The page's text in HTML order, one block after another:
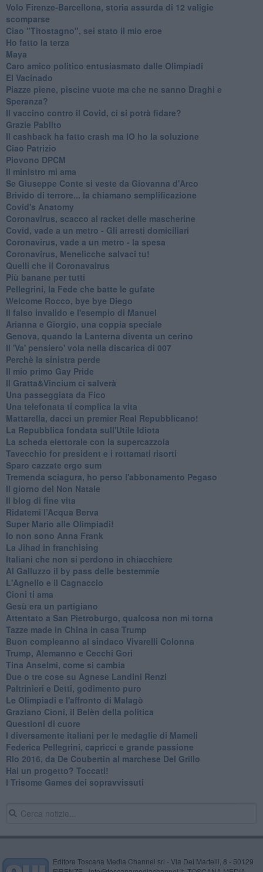
Volo Firenze-Barcellona, storia assurda di 12 valigie
scomparse
Ciao "Titostagno", sei stato il mio eroe
Ho fatto la terza
Maya
Caro amico politico entusiasmato dalle Olimpiadi
El Vacinado
Piazze piene, piscine vuote ma che ne sanno Draghi e
Speranza?
​Il vaccino contro il Covid, ci si potrà fidare?
Grazie Pablito
Il cashback ha fatto crash ma IO ho la soluzione
Ciao Patrizio
Piovono DPCM
Il ministro mi ama
Se Giuseppe Conte si veste da Giovanna d'Arco
Brivido di terrore... la chiamano semplificazione
Covid's Anatomy
Coronavirus, scacco al racket delle mascherine
Covid, vade a un metro - Gli arresti domiciliari
Coronavirus, vade a un metro - la spesa
Coronavirus, Menelicche salvaci tu!
Quelli che il Coronavairus
Più banane per tutti
Pellegrini, la Fede che batte le gufate
Welcome Rocco, bye bye Diego
Il falso invalido e l'esempio di Manuel
Arianna e Giorgio, una coppia speciale
Genova, quando la Lanterna diventa un cerino
Il 'Va' pensiero' vola nella discarica di 007
Perchè la sinistra perde
Il mio primo Gay Pride
Il Gratta&Vincium ci salverà
Una passeggiata da Fico
Una telefonata ti complica la vita
Mattarella, dacci un premier Real Repubblicano!
La Repubblica fondata sull'Utile Idiota
La scheda elettorale con la supercazzola
Tavecchio for president e i rottamati risorti
Sparo cazzate ergo sum
Tremenda sciagura, ho perso l'abbonamento Pegaso
Il giorno del Non Natale
Il blog di fine vita
​Ridatemi l’Acqua Berva
Super Mario alle Olimpiadi!
Io non sono Anna Frank
​La Jihad in franchising
Italiani che non si perdono in chiacchiere
Al Galluzzo il by pass delle bestemmie
L'Agnello e il Cagnaccio
Cioni ti ama
​Gesù era un partigiano
Attentato a San Pietroburgo, qualcosa non mi torna
Tazze made in China in casa Trump
Buon compleanno al sindaco Vivarelli Colonna
Trump, Alemanno e Cecchi Gori
Tina Anselmi, come si cambia
Due o tre cose su Agnese Landini Renzi
Paltrinieri e Detti, godimento puro
Le Olimpiadi e l'affronto di Malagò
Graziano Cioni, il Belèn della politica
Questioni di cuore
I diversamente italiani per le medaglie di Mameli
Federica Pellegrini, capricci e grande passione
RIo 2016, da De Coubertin al marchese Del Grillo
​Hai un progetto? Toccati!
​I Trisome Games dei sopravvissuti
Editore Toscana Media Channel srl - Via Dei Martelli, 8 - 50129